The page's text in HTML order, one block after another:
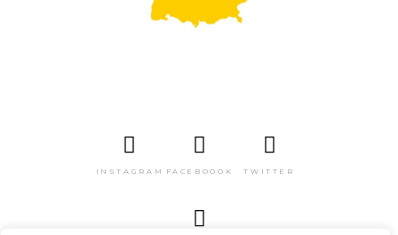
INSTAGRAM FACEBOOOK TWITTER